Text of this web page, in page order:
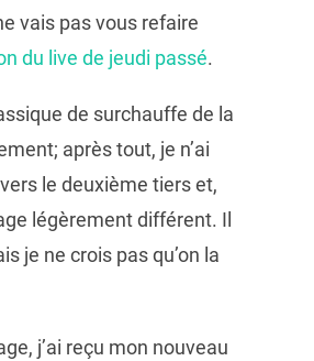
vais pas vous refaire
du live de jeudi passé.
de surchauffe de la
après tout, je n’ai
le deuxième tiers et,
légèrement différent. Il
je ne crois pas qu’on la
j’ai reçu mon nouveau